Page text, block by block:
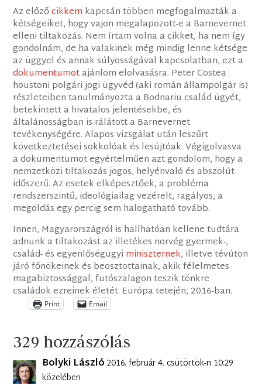
Az előzőcikkem kapcsán többen megfogalmazták a
kétségeiket, hogy vajon megalapozott-e a Barnevernet
elleni tiltakozás. Nem írtam volna a cikket, ha nem így
gondolnám, de ha valakinek még mindig lenne kétsége
az üggyel és annak súlyosságával kapcsolatban, ezt a
dokumentumotajánlom elolvasásra. Peter Costea
houstoni polgári jogi ügyvéd (aki román állampolgár is)
részleteiben tanulmányozta a Bodnariu család ügyét,
betekintett a hivatalos jelentésekbe, és
általánosságban is rálátott a Barnevernet
tevékenységére. Alapos vizsgálat után leszűrt
következtetései sokkolóak és lesújtóak. Végigolvasva
a dokumentumot egyértelműen azt gondolom, hogy a
nemzetközi tiltakozás jogos, helyénvaló és abszolút
időszerű. Az esetek elképesztőek, a probléma
rendszerszintű, ideológiailag vezérelt, ragályos, a
megoldás egy percig sem halogatható tovább.
Innen, Magyarországról is hallhatóan kellene tudtára
adnunk a tiltakozást az illetékes norvég gyermek-,
család- és egyenlőségügyi miniszternek, illetve tévúton
járó főnökeinek és beosztottainak, akik félelmetes
magabiztossággal, futószalagon teszik tönkre
családok ezreinek életét. Európa tetején, 2016-ban.
Print Email
329 hozzászólás
Bolyki László 2016. február 4. csütörtök-n 10:29
közelében